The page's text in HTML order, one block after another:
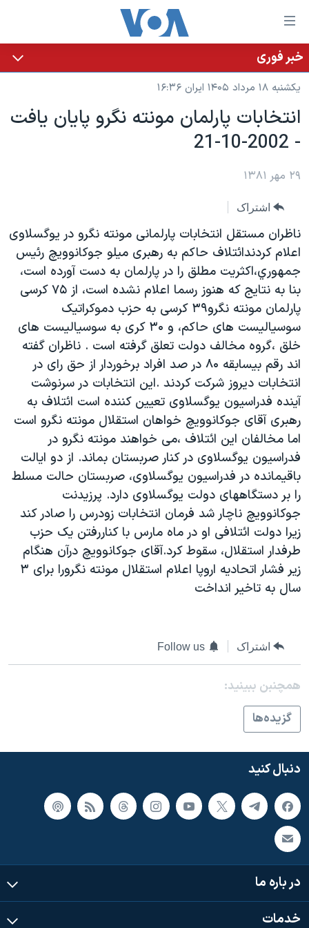
لینکهای
قابل
دسترسی
جهش
محتوای
اصلی
به
اصلی
جهش
به
جستجو
خانه
نسخه سبک وب‌سایت
موضوع ها
ایران
آمریکا
گزیده‌ها
ویژه برنامه‌ها
ویدیوها
فرهنگ و زندگی
حقوق شهروندی
اقتصادی
علم و فناوری
اسرائیل در جنگ
گالری عکس
آرشیو پخش زنده
برنامه های تلویزیونی
جدول برنامه ها
صفحه‌های ویژه
عملیات خشم حماسی
۲۵۰سالگی آمریکا
بایگانی برنامه‌های تلویزیونی
مستندها
انتخابات ریاست جمهوری آمریکا ۲۰۲۴
حمله جمهوری اسلامی به اسرائیل
رمز مهسا
ورزش زنان در ایران
اعتراضات زن، زندگی، آزادی
مجموعه مستندهای دادخواهی
تریبونال مردمی آبان ۹۸
دادگاه حمید نوری
چهل سال گروگان‌گیری
قانون شفافیت دارائی کادر رهبری ایران
اعتراضات مردمی آبان ۹۸
نرگس محمدی برنده جایزه نوبل صلح
صفحه‌های ویژه
سفر پرزیدنت ترامپ به چین
پخش رادیویی
یادگیری زبان انگلیسی
دنبال کنید
زبانهای مختلف
خبر فوری
یکشنبه ۱۸ مرداد ۱۴۰۵ ایران ۱۶:۳۶
انتخابات پارلمان مونته نگرو پايان يافت
- 2002-10-21
۲۹ مهر ۱۳۸۱
اشتراک
ناظران مستقل انتخابات پارلمانی مونته نگرو در يوگسلاوی
اعلام کردندائتلاف حاکم به رهبری ميلو جوکانوويچ رئيس
جمهوري،اکثريت مطلق را در پارلمان به دست آورده است،
بنا به نتايج که هنوز رسما اعلام نشده است، از ۷۵ کرسی
پارلمان مونته نگرو۳۹ کرسی به حزب دموکراتيک
سوسياليست های حاکم، و ۳۰ کری به سوسياليست های
خلق ،گروه مخالف دولت تعلق گرفته است . ناظران گفته
اند رقم بيسابقه ۸۰ در صد افراد برخوردار از حق رای در
انتخابات ديروز شرکت کردند .اين انتخابات در سرنوشت
آينده فدراسيون يوگسلاوی تعيين کننده است ائتلاف به
رهبری آقای جوکانوويچ خواهان استقلال مونته نگرو است
اما مخالفان اين ائتلاف ،می خواهند مونته نگرو در
فدراسيون يوگسلاوی در کنار صربستان بماند. از دو ايالت
باقيمانده در فدراسيون يوگسلاوی، صربستان حالت مسلط
را بر دستگاههای دولت يوگسلاوی دارد. پرزيدنت
جوکانوويچ ناچار شد فرمان انتخابات زودرس را صادر کند
زيرا دولت ائتلافی او در ماه مارس با کناررفتن يک حزب
طرفدار استقلال، سقوط کرد.آقای جوکانوويچ درآن هنگام
زير فشار اتحاديه اروپا اعلام استقلال مونته نگرورا برای ۳
سال به تاخير انداخت
اشتراک Follow us
همچنبن ببینید:
گزيده‌ها
دنبال کنید
در باره ما
خدمات